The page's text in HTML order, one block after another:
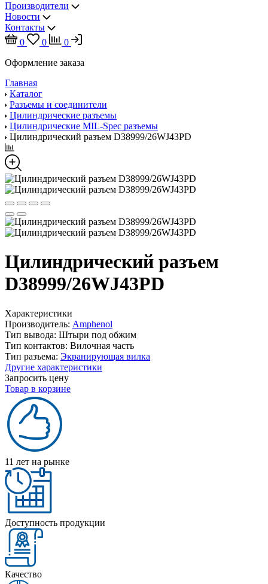
Производители
Новости
Контакты
0
0
0
Оформление заказа
Главная
Каталог
Разъемы и соединители
Цилиндрические разъемы
Цилиндрические MIL-Spec разъемы
Цилиндрический разъем D38999/26WJ43PD
Цилиндрический разъем
D38999/26WJ43PD
Характеристики
Производитель: Amphenol
Тип вывода: Штыри под обжим
Тип контактов: Вилочная часть
Тип разъема: Экранирующая вилка
Другие характеристики
Запросить цену
Товар в корзине
11 лет на рынке
Доступность продукции
Качество